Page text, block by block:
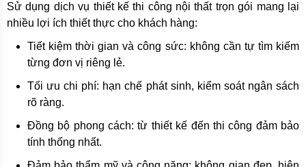
Sử dụng dịch vụ thiết kế thi công nội thất trọn gói mang lại
nhiều lợi ích thiết thực cho khách hàng:
Tiết kiệm thời gian và công sức: không cần tự tìm kiếm
từng đơn vị riêng lẻ.
Tối ưu chi phí: hạn chế phát sinh, kiểm soát ngân sách
rõ ràng.
Đồng bộ phong cách: từ thiết kế đến thi công đảm bảo
tính thống nhất.